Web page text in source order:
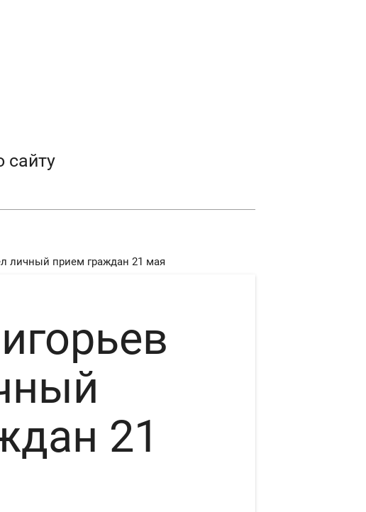
сайту
личный прием граждан 21 мая
21